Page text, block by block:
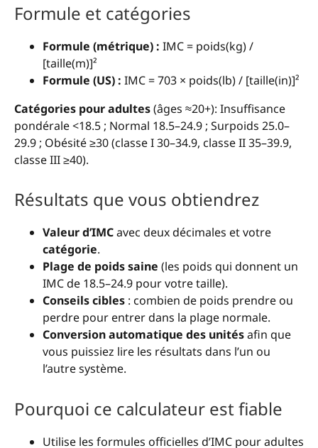
Formule et catégories
Formule (métrique) : IMC = poids(kg) /
[taille(m)]²
Formule (US) : IMC = 703 × poids(lb) / [taille(in)]²
Catégories pour adultes(âges ≈20+): Insuffisance
pondérale <18.5 ; Normal 18.5–24.9 ; Surpoids 25.0–
29.9 ; Obésité ≥30 (classe I 30–34.9, classe II 35–39.9,
classe III ≥40).
Résultats que vous obtiendrez
Valeur d’IMCavec deux décimales et votre
catégorie.
Plage de poids saine (les poids qui donnent un
IMC de 18.5–24.9 pour votre taille).
Conseils cibles : combien de poids prendre ou
perdre pour entrer dans la plage normale.
Conversion automatique des unitésafin que
vous puissiez lire les résultats dans l’un ou
l’autre système.
Pourquoi ce calculateur est fiable
Utilise les formules officielles d’IMC pour adultes